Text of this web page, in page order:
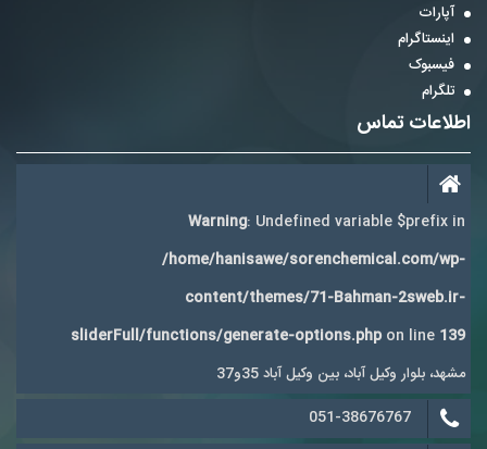
آپارات
اینستاگرام
فیسبوک
تلگرام
اطلاعات تماس
Warning: Undefined variable $prefix in
/home/hanisawe/sorenchemical.com/wp-
content/themes/71-Bahman-2sweb.ir-
sliderFull/functions/generate-options.php on line 139
مشهد، بلوار وکیل آباد، بین وکیل آباد 35و37
051-38676767